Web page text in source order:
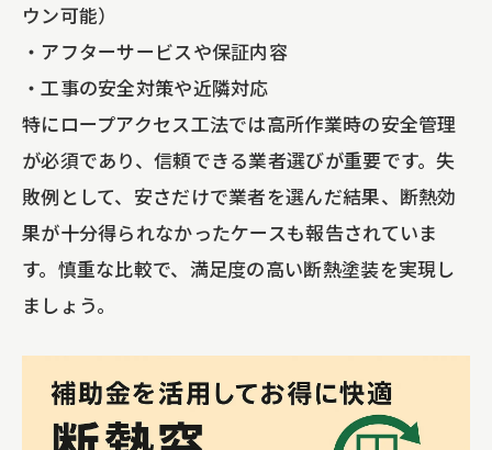
防水工事・雨漏り修理の工法と費用比較
雨漏り修理の実践的なチェックポイント
ベランダ防水工事の選び方と注意点
シーリング工事の必要性と施工タイミン
大規模修繕で重視すべき防水ポイント
ウン可能）
・アフターサービスや保証内容
・工事の安全対策や近隣対応
特にロープアクセス工法では高所作業時の安全管理
が必須であり、信頼できる業者選びが重要です。失
敗例として、安さだけで業者を選んだ結果、断熱効
果が十分得られなかったケースも報告されていま
す。慎重な比較で、満足度の高い断熱塗装を実現し
ましょう。